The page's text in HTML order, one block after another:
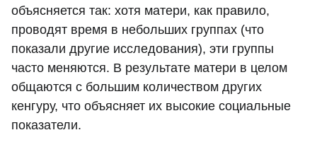
объясняется так: хотя матери, как правило,
проводят время в небольших группах (что
показали другие исследования), эти группы
часто меняются. В результате матери в целом
общаются с большим количеством других
кенгуру, что объясняет их высокие социальные
показатели.